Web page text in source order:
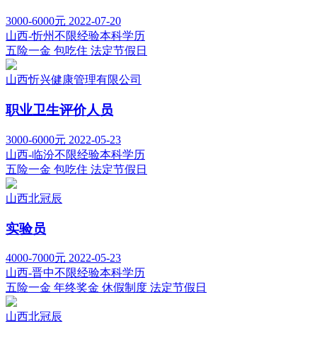
3000-6000元 2022-07-20
山西-忻州不限经验本科学历
五险一金 包吃住 法定节假日
山西忻兴健康管理有限公司
职业卫生评价人员
3000-6000元 2022-05-23
山西-临汾不限经验本科学历
五险一金 包吃住 法定节假日
山西北冠辰
实验员
4000-7000元 2022-05-23
山西-晋中不限经验本科学历
五险一金 年终奖金 休假制度 法定节假日
山西北冠辰